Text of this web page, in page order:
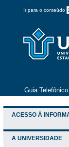
Ir para o conteúdo 1
Guia Telefônico
ACESSO À
A UNIVERSIDADE